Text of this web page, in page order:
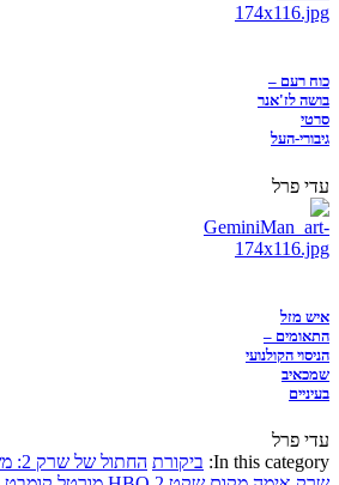
כוח רעם –
בושה לז'אנר
סרטי
גיבורי-העל
עדי פרל
איש מזל
התאומים –
הניסוי הקולנועי
שמכאיב
בעיניים
עדי פרל
In this category: ביקורת החתול של שרק 2: משאלה אחת ודי